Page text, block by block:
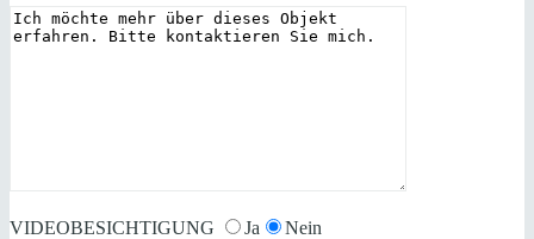
VIDEOBESICHTIGUNG Ja Nein